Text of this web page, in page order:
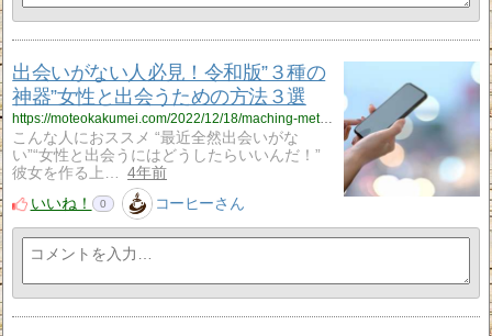
出会いがない人必見！令和版”３種の
神器”女性と出会うための方法３選
https://moteokakumei.com/2022/12/18/maching-method/
こんな人におススメ “最近全然出会いがな
い”“女性と出会うにはどうしたらいいんだ！”
彼女を作る上…
4年前
いいね！
0 コーヒーさん